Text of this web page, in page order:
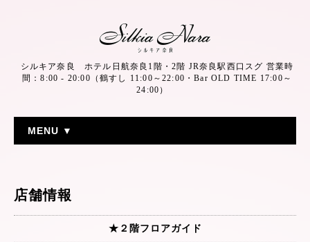
シルキア奈良 ホテル日航奈良1階・2階 JR奈良駅西口スグ 営業時
間：8:00 - 20:00（鶴すし 11:00～22:00・Bar OLD TIME 17:00～
24:00）
MENU ▼
店舗情報
★２階フロアガイド